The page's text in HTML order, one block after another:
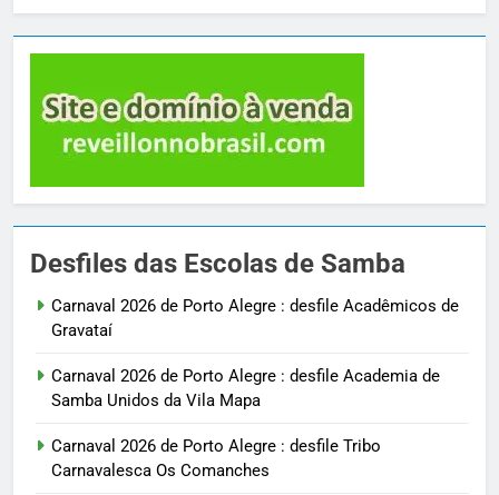
Desfiles das Escolas de Samba
Carnaval 2026 de Porto Alegre : desfile Acadêmicos de
Gravataí
Carnaval 2026 de Porto Alegre : desfile Academia de
Samba Unidos da Vila Mapa
Carnaval 2026 de Porto Alegre : desfile Tribo
Carnavalesca Os Comanches